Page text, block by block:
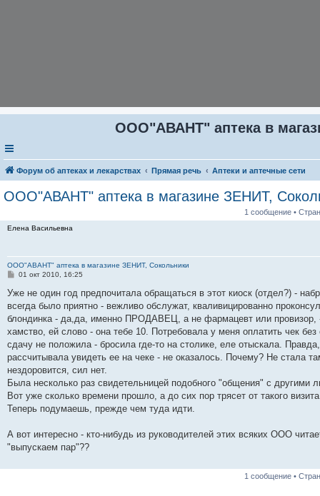
ООО"АВАНТ" аптека в
Форум об аптеках и лекарствах Прямая речь Аптеки и аптечные сети
ООО"АВАНТ" аптека в магазине ЗЕНИТ,
1 сообщение •
Елена Васильевна
ООО"АВАНТ" аптека в магазине ЗЕНИТ, Сокольники
С
о
щ
е
и
е
01 окт 2010, 16:25
Уже не один год предпочитала обращаться в этот киоск (отдел?) -
всегда было приятно - вежливо обслужат, кваливицированно
блондинка - да,да, именно ПРОДАВЕЦ, а не фармацевт или провизор,
хамство, ей слово - она тебе 10. Потребовала у меня оплатить чек
сдачу не положила - бросила где-то на столике, еле отыскала.
рассчитывала увидеть ее на чеке - не оказалось. Почему? Не стала
нездоровится, сил нет.
Была несколько раз свидетельницей подобного "общения" с другими
Вот уже сколько времени прошло, а до сих пор трясет от такого
Теперь подумаешь, прежде чем туда идти.
А вот интересно - кто-нибудь из руководителей этих всяких ООО
"выпускаем пар"??
1 сообщение •